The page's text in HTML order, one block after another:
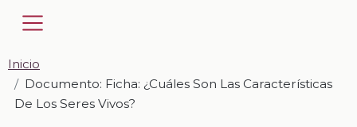
Inicio
Documento: Ficha: ¿Cuáles Son Las Características
De Los Seres Vivos?